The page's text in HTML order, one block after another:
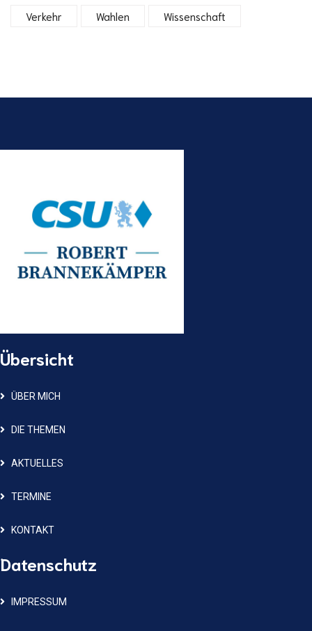
Verkehr Wahlen Wissenschaft
Übersicht
ÜBER MICH
DIE THEMEN
AKTUELLES
TERMINE
KONTAKT
Datenschutz
IMPRESSUM